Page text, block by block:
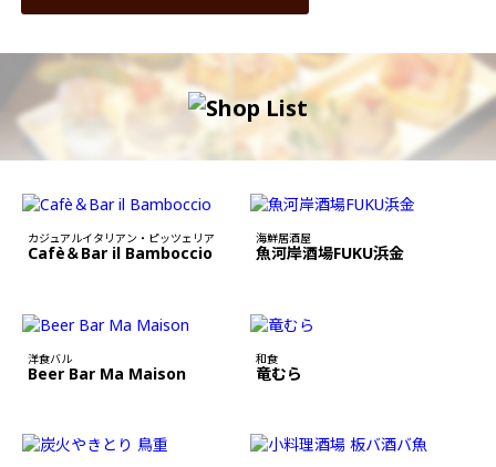
カジュアルイタリアン・ピッツェリア
Cafè＆Bar il Bamboccio
海鮮居酒屋
魚河岸酒場FUKU浜金
洋食バル
Beer Bar Ma Maison
和食
竜むら